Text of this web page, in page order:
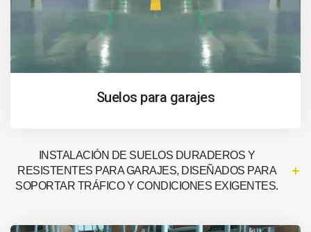
Suelos para garajes
INSTALACIÓN DE SUELOS DURADEROS Y
RESISTENTES PARA GARAJES, DISEÑADOS PARA
SOPORTAR TRÁFICO Y CONDICIONES EXIGENTES.